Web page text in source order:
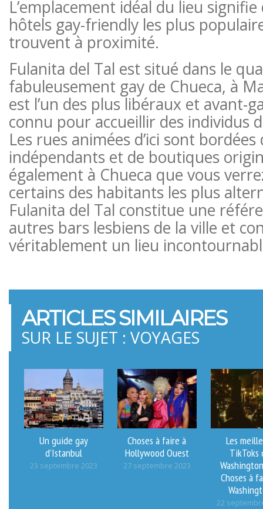
L’emplacement idéal du lieu
hôtels gay-friendly les plus
trouvent à proximité.
Fulanita del Tal est situé dans le
fabuleusement gay de Chueca, à
est l’un des plus libéraux et avant-
connu pour accueillir des individus
Les rues animées d’ici sont bordées
indépendants et de boutiques
également à Chueca que vous
certains des habitants les plus
Fulanita del Tal constitue une
autres bars lesbiens de la ville et
véritablement un lieu
ARTICLES SIMILAIRES
SUR LE SUJET : VOYAGES
Un guide gay
d’Istanbul
23 septembre 2023
Choses à faire à
Hollywood Ouest
27 septembre 2023
Les
TikToks
Choses à
22